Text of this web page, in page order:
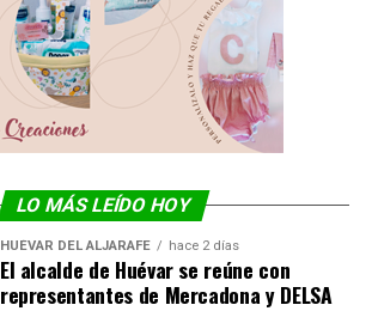
LO MÁS LEÍDO HOY
HUÉVAR DEL ALJARAFE hace 2 días
El alcalde de Huévar se reúne con
representantes de Mercadona y DELSA